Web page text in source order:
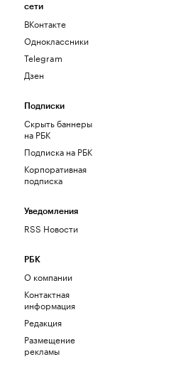
сети
ВКонтакте
Одноклассники
Telegram
Дзен
Подписки
Скрыть баннеры
на РБК
Подписка на РБК
Корпоративная
подписка
Уведомления
RSS Новости
РБК
О компании
Контактная
информация
Редакция
Размещение
рекламы